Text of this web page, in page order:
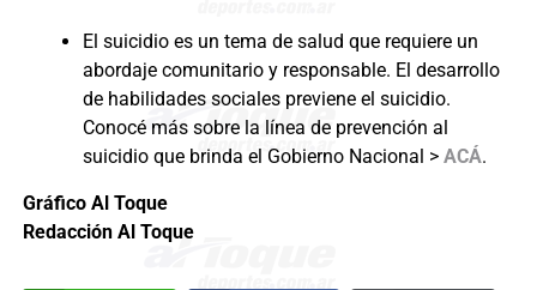
El suicidio es un tema de salud que requiere un
abordaje comunitario y responsable. El desarrollo
de habilidades sociales previene el suicidio.
Conocé más sobre la línea de prevención al
suicidio que brinda el Gobierno Nacional > ACÁ.
Gráfico Al Toque
Redacción Al Toque